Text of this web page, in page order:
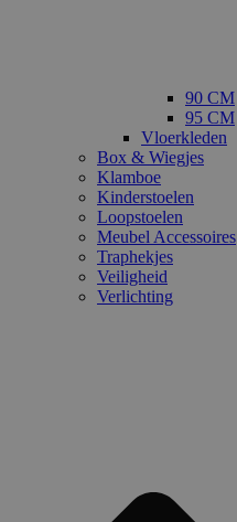
90 CM
95 CM
Vloerkleden
Box & Wiegjes
Klamboe
Kinderstoelen
Loopstoelen
Meubel Accessoires
Traphekjes
Veiligheid
Verlichting